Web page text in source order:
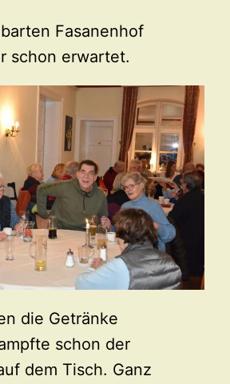
Fasanenhof
schon erwartet.
die Getränke
schon der
dem Tisch. Ganz